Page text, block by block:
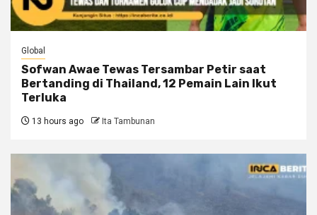
Global
Sofwan Awae Tewas Tersambar Petir saat
Bertanding di Thailand, 12 Pemain Lain Ikut
Terluka
13 hours ago Ita Tambunan